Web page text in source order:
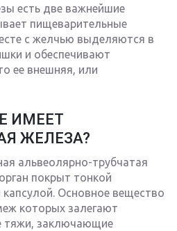
есть две важнейшие
пищеварительные
с желчью выделяются в
и обеспечивают
ее внешняя, или
ИМЕЕТ
ЖЕЛЕЗА?
альвеолярно-трубчатая
покрыт тонкой
Основное вещество
которых залегают
тяжи, заключающие